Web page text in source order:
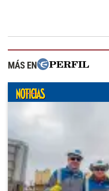
MÁS EN